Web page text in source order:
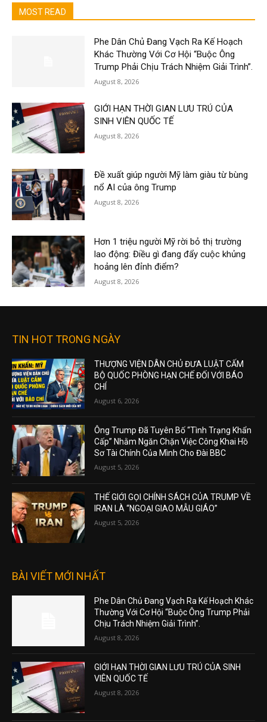
MOST READ
Phe Dân Chủ Đang Vạch Ra Kế Hoạch
Khác Thường Với Cơ Hội “Buộc Ông
Trump Phải Chịu Trách Nhiệm Giải Trình”.
August 8, 2026
GIỚI HẠN THỜI GIAN LƯU TRÚ CỦA
SINH VIÊN QUỐC TẾ
August 8, 2026
Đề xuất giúp người Mỹ làm giàu từ bùng
nổ AI của ông Trump
August 8, 2026
Hơn 1 triệu người Mỹ rời bỏ thị trường
lao động: Điều gì đang đẩy cuộc khủng
hoảng lên đỉnh điểm?
August 8, 2026
TIN HOT TRONG NGÀY
THƯỢNG VIỆN DÂN CHỦ ĐƯA LUẬT CẤM
BỘ QUỐC PHÒNG HẠN CHẾ ĐỐI VỚI BÁO
CHÍ
August 6, 2026
Ông Trump Đã Tuyên Bố “Tình Trạng Khẩn
Cấp” Nhằm Ngăn Chặn Việc Công Khai Hồ
Sơ Tài Chính Của Mình Cho Đài BBC
August 5, 2026
THẾ GIỚI GỌI CHÍNH SÁCH CỦA TRUMP VỀ
IRAN LÀ “NGOẠI GIAO MẪU GIÁO”
August 5, 2026
BÀI VIẾT MỚI NHẤT
Phe Dân Chủ Đang Vạch Ra Kế Hoạch Khác
Thường Với Cơ Hội “Buộc Ông Trump Phải
Chịu Trách Nhiệm Giải Trình”.
August 8, 2026
GIỚI HẠN THỜI GIAN LƯU TRÚ CỦA SINH
VIÊN QUỐC TẾ
August 8, 2026